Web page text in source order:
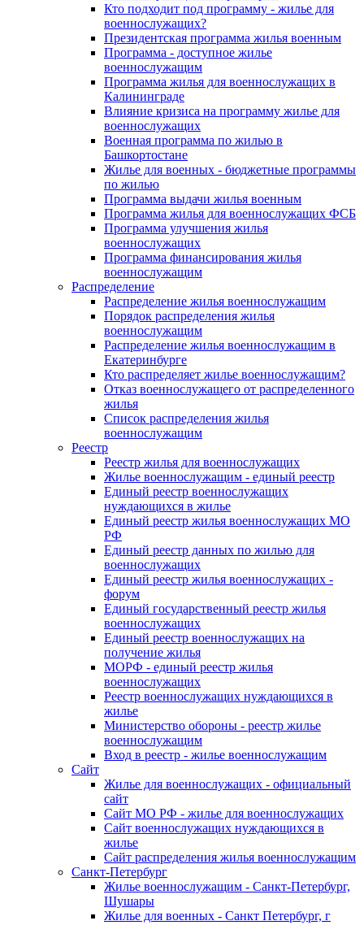
Кто подходит под программу - жилье для
военнослужащих?
Президентская программа жилья военным
Программа - доступное жилье
военнослужащим
Программа жилья для военнослужащих в
Калининграде
Влияние кризиса на программу жилье для
военнослужащих
Военная программа по жилью в
Башкортостане
Жилье для военных - бюджетные программы
по жилью
Программа выдачи жилья военным
Программа жилья для военнослужащих ФСБ
Программа улучшения жилья
военнослужащих
Программа финансирования жилья
военнослужащим
Распределение
Распределение жилья военнослужащим
Порядок распределения жилья
военнослужащим
Распределение жилья военнослужащим в
Екатеринбурге
Кто распределяет жилье военнослужащим?
Отказ военнослужащего от распределенного
жилья
Список распределения жилья
военнослужащим
Реестр
Реестр жилья для военнослужащих
Жилье военнослужащим - единый реестр
Единый реестр военнослужащих
нуждающихся в жилье
Единый реестр жилья военнослужащих МО
РФ
Единый реестр данных по жилью для
военнослужащих
Единый реестр жилья военнослужащих -
форум
Единый государственный реестр жилья
военнослужащих
Единый реестр военнослужащих на
получение жилья
МОРФ - единый реестр жилья
военнослужащих
Реестр военнослужащих нуждающихся в
жилье
Министерство обороны - реестр жилье
военнослужащим
Вход в реестр - жилье военнослужащим
Сайт
Жилье для военнослужащих - официальный
сайт
Сайт МО РФ - жилье для военнослужащих
Сайт военнослужащих нуждающихся в
жилье
Сайт распределения жилья военнослужащим
Санкт-Петербург
Жилье военнослужащим - Санкт-Петербург,
Шушары
Жилье для военных - Санкт Петербург, г